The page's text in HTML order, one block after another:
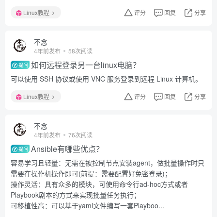
Linux教程 评分 回复 分享
不念
4年前发布 58次阅读
提问 如何远程登录另一台linux电脑？
可以使用 SSH 协议或使用 VNC 服务登录到远程 Linux 计算机。
Linux教程 评分 回复 分享
不念
4年前发布 76次阅读
提问 Ansible有哪些优点？
容易学习且轻量：无需在被控制节点安装agent，做批量操作时只
需要在操作机操作即可(前提：需要配置好免密登录)；
操作灵活：具有众多的模块，可使用命令行ad-hoc方式或者
Playbook剧本的方式来实现批量任务执行；
可移植性高：可以基于yaml文件编写一套Playboo...